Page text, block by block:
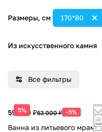
Размеры, см 170*80
Из искусственного камня
Все фильтры
5%
59 850 ₽63 000 ₽ -5%
Ванна из литьевого